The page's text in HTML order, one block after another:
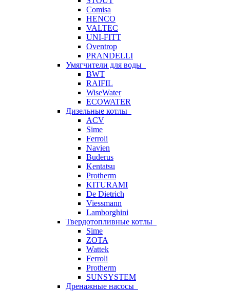
Comisa
HENCO
VALTEC
UNI-FITT
Oventrop
PRANDELLI
Умягчители для воды
BWT
RAIFIL
WiseWater
ECOWATER
Дизельные котлы
ACV
Sime
Ferroli
Navien
Buderus
Kentatsu
Protherm
KITURAMI
De Dietrich
Viessmann
Lamborghini
Твердотопливные котлы
Sime
ZOTA
Wattek
Ferroli
Protherm
SUNSYSTEM
Дренажные насосы